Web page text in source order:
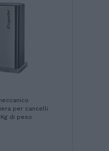
per cancelli
di peso